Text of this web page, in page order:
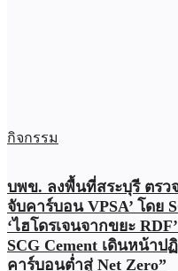
กิจกรรม
บพข. ลงพื้นที่สระบุรี ตรว
จับคาร์บอน VPSA’ โดย
‘ไฮโดรเจนจากขยะ
SCG Cement เดินหน้า
คาร์บอนต่ำสู่ Net Zero”